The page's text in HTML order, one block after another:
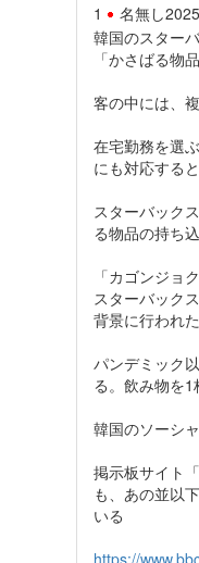
1 名無し
韓国のスター
「かさばる物
客の中には、
在宅勤務を選
にも対応する
スターバック
る物品の持ち
「カゴンジョ
スターバック
背景に行われた
パンデミック
る。飲み物を1
韓国のソーシ
掲示板サイト
も、あの並以
いる
https://